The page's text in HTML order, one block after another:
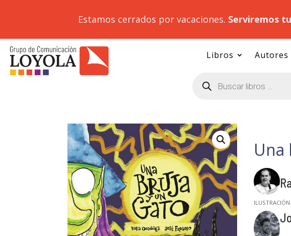
Estamos cerrados por vacaciones. Serviremos
Libros Autores
productos
Una